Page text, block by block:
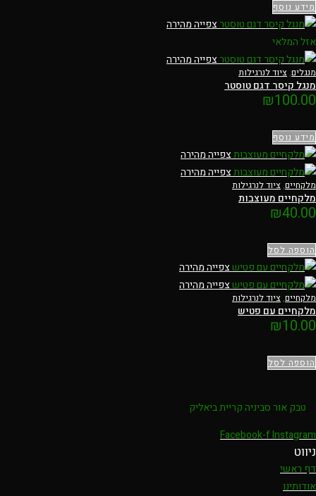
מידע נוסף
צפייה מהירה
אזל המלאי
צפייה מהירה
מנגלים, ציוד לנרגילות
מנגל קיסר דגם טוסטר
₪100.00
מידע נוסף
צפייה מהירה
צפייה מהירה
מלקחיים, ציוד לנרגילות
מלקחיים מעוצבות
₪40.00
הוספה לסל
צפייה מהירה
צפייה מהירה
מלקחיים, ציוד לנרגילות
מלקחיים עם פטיש
₪10.00
הוספה לסל
טבק אור סביניה קריית ביאליק
Facebook-fInstagram
ניווט
דף ראשי
אודותינו